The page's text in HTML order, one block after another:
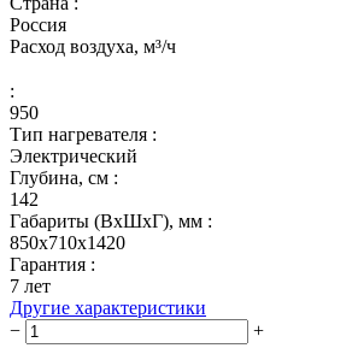
Россия
Расход воздуха, м³/ч
:
950
Тип нагревателя :
Электрический
Глубина, см :
142
Габариты (ВхШхГ), мм :
850x710x1420
Гарантия :
7 лет
Другие характеристики
−
+